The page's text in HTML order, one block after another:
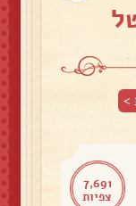
>
7,691
צפיות